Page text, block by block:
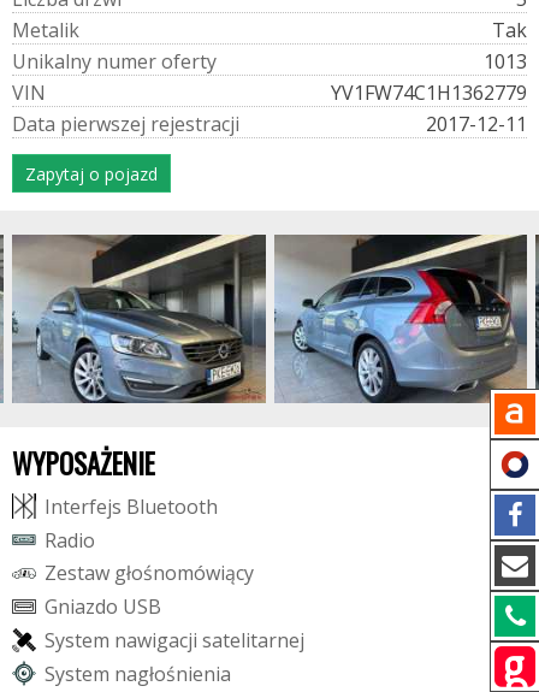
Metalik
Tak
Unikalny numeroferty
1013
VIN
YV1FW74C1H1362779
Data pierwszej rejestracji 2017-12-11
Zapytaj o pojazd
WYPOSAŻENIE
Interfejs Bluetooth
Radio
Zestaw głośnomówiący
Gniazdo USB
System nawigacji satelitarnej
System nagłośnienia